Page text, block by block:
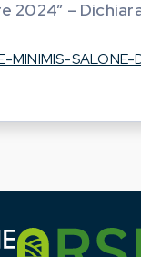
2024” –
MINIMIS-